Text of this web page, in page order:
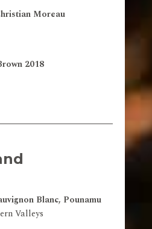
Moreau
2018
Blanc, Pounamu
Valleys